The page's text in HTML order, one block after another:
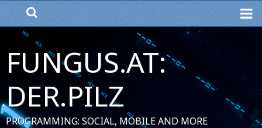
FUNGUS.AT:
DER.PILZ
PROGRAMMING: SOCIAL, MOBILE AND MORE